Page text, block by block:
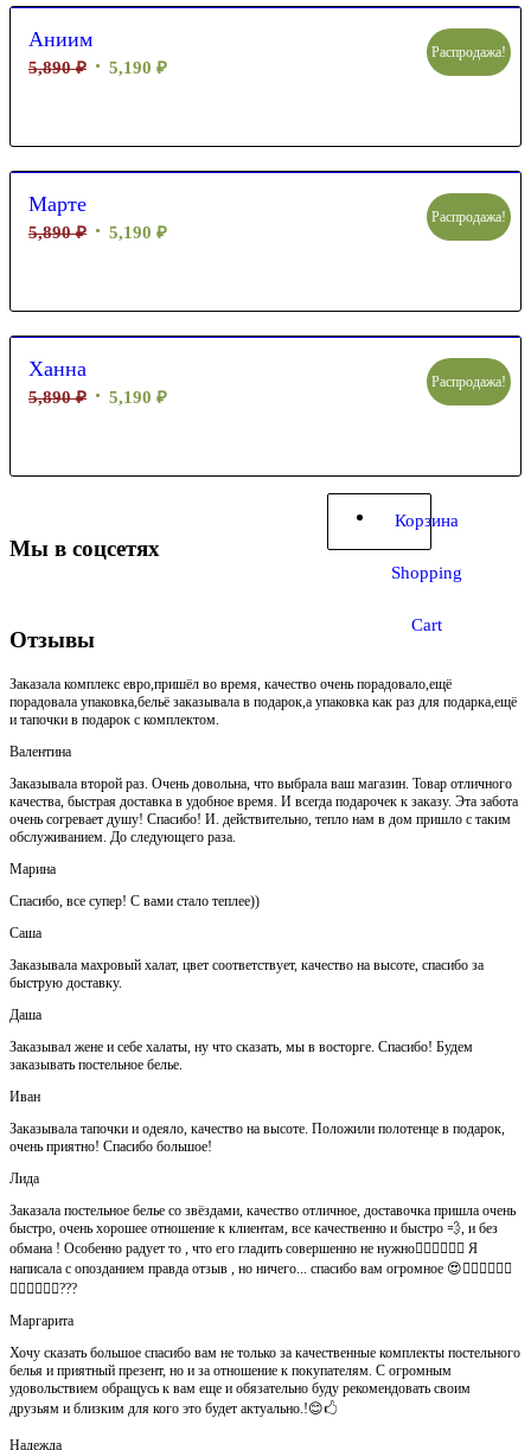
Корзина
Shopping
Cart
Аниим
5,890₽ 5,190 ₽
Распродажа!
Марте
5,890₽ 5,190 ₽
Распродажа!
Ханна
5,890₽ 5,190 ₽
Распродажа!
Мы в соцсетях
Отзывы
Заказала комплекс евро,пришёл во время, качество очень порадовало,ещё
порадовала упаковка,бельё заказывала в подарок,а упаковка как раз для подарка,ещё
и тапочки в подарок с комплектом.
Валентина
Заказывала второй раз. Очень довольна, что выбрала ваш магазин. Товар отличного
качества, быстрая доставка в удобное время. И всегда подарочек к заказу. Эта забота
очень согревает душу! Спасибо! И. действительно, тепло нам в дом пришло с таким
обслуживанием. До следующего раза.
Марина
Спасибо, все супер! С вами стало теплее))
Саша
Заказывала махровый халат, цвет соответствует, качество на высоте, спасибо за
быструю доставку.
Даша
Заказывал жене и себе халаты, ну что сказать, мы в восторге. Спасибо! Будем
заказывать постельное белье.
Иван
Заказывала тапочки и одеяло, качество на высоте. Положили полотенце в подарок,
очень приятно! Спасибо большое!
Лида
Заказала постельное белье со звёздами, качество отличное, доставочка пришла очень
быстро, очень хорошее отношение к клиентам, все качественно и быстро 💨, и без
обмана ! Особенно радует то , что его гладить совершенно не нужно👍🏻👍🏻🙈😄 Я
написала с опозданием правда отзыв , но ничего... спасибо вам огромное 😍👍🏻👍🏻👏🏻
👌🏻👌🏻👌🏻???
Маргарита
Хочу сказать большое спасибо вам не только за качественные комплекты постельного
белья и приятный презент, но и за отношение к покупателям. С огромным
удовольствием обращусь к вам еще и обязательно буду рекомендовать своим
друзьям и близким для кого это будет актуально.!😊🖒
Надежда